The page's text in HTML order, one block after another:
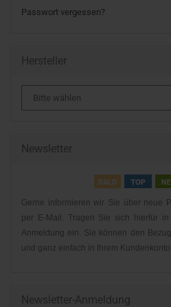
Passwort vergessen?
Hersteller
Newsletter
Gerne informieren wir Sie über neue
per E-Mail. Tragen Sie sich hierfür
Anmeldung ein. Sie können den
und ganz einfach in Ihrem
Newsletter-Anmeldung